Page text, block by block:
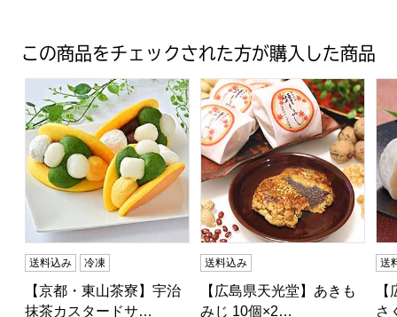
この商品をチェックされた方が購入した商品
【京都・東山茶寮】宇治抹茶カスタードサンドどら焼き
送料込み 冷凍
【京都・東山茶寮】宇治
抹茶カスタードサ…
【広島県天光堂】あきもみじ
送料込み
【広島県天光堂】あきも
みじ 10個×2…
送
さ